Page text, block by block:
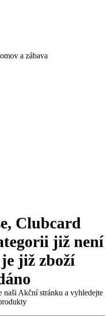
a zábava
Clubcard
již není
již zboží
naši Akční stránku a vyhledejte